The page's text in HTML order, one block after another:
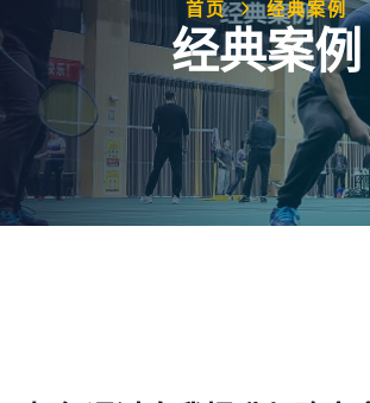
首页 经典案例
经典案例